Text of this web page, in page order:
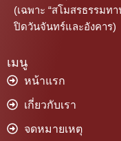
(เฉพาะ “สโมสรธรรมท
ปิดวันจันทร์และอังคาร)
เมนู
หน้าแรก
เกี่ยวกับเรา
จดหมายเหตุ